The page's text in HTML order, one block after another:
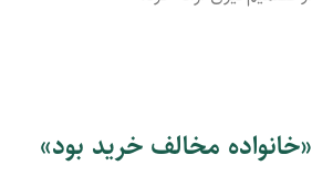
«خانواده مخالف خرید بود»